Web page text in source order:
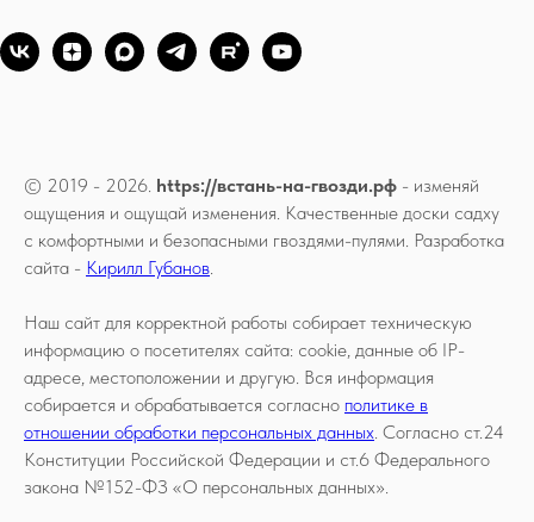
© 2019 - 2026. https://встань-на-гвозди.рф - изменяй
ощущения и ощущай изменения. Качественные доски садху
с комфортными и безопасными гвоздями-пулями. Разработка
сайта - Кирилл Губанов
Наш сайт для корректной работы собирает техническую
информацию о посетителях сайта: cookie, данные об IP-
адресе, местоположении и другую. Вся информация
собирается и обрабатывается согласно политике в
отношении обработки персональных данных . Согласно ст.24
Конституции Российской Федерации и ст.6 Федерального
закона №152-ФЗ «О персональных данных».